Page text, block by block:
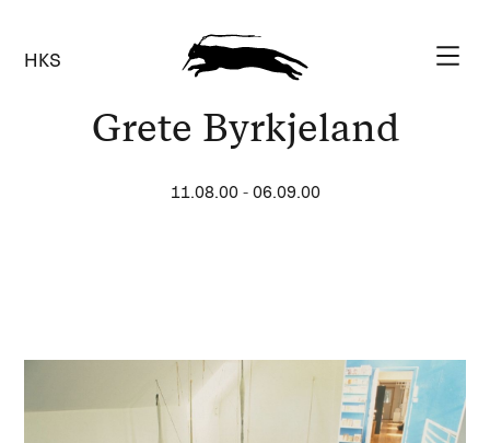
HKS
Grete Byrkjeland
11.08.00- 06.09.00